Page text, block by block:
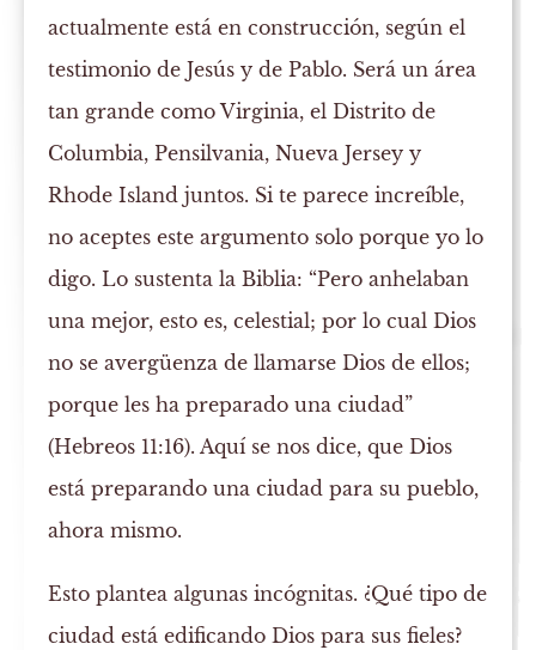
actualmente está en construcción, según el
testimonio de Jesús y de Pablo. Será un área
tan grande como Virginia, el Distrito de
Columbia, Pensilvania, Nueva Jersey y
Rhode Island juntos. Si te parece increíble,
no aceptes este argumento solo porque yo lo
digo. Lo sustenta la Biblia: “Pero anhelaban
una mejor, esto es, celestial; por lo cual Dios
no se avergüenza de llamarse Dios de ellos;
porque les ha preparado una ciudad”
(Hebreos 11:16). Aquí se nos dice, que Dios
está preparando una ciudad para su pueblo,
ahora mismo.
Esto plantea algunas incógnitas. ¿Qué tipo de
ciudad está edificando Dios para sus fieles?